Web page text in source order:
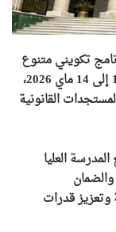
تكويني متنوع
لفائدة القضاة والإطارات والموظفين، يمتد من 10 إلى 14 ماي 2026،
القانونية
مع المدرسة العليا
وتعزيز قدرات